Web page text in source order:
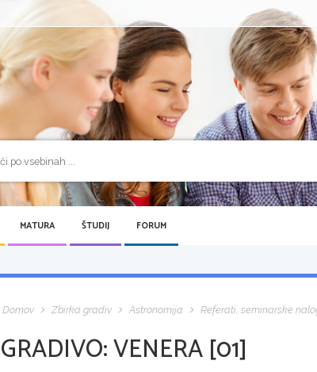
MATURA ŠTUDIJ FORUM
Domov Zbirka gradiv Astronomija Referati, seminarske
GRADIVO:VENERA [01]